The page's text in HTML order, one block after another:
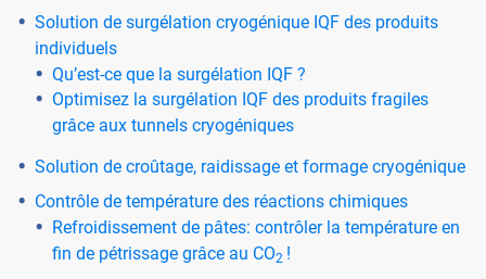
Solution de surgélation cryogénique IQF des produits
individuels
Qu’est-ce que la surgélation IQF ?
Optimisez la surgélation IQF des produits fragiles
grâce aux tunnels cryogéniques
Solution de croûtage, raidissage et formage cryogénique
Contrôle de température des réactions chimiques
Refroidissement de pâtes: contrôler la température en
fin de pétrissage grâce au CO2 !